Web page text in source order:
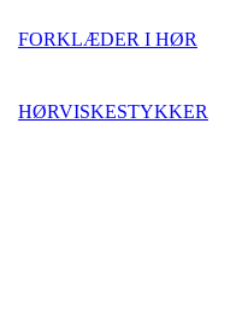
FORKLÆDER I HØR
HØRVISKESTYKKER